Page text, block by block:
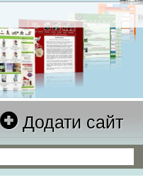
Додати сайт